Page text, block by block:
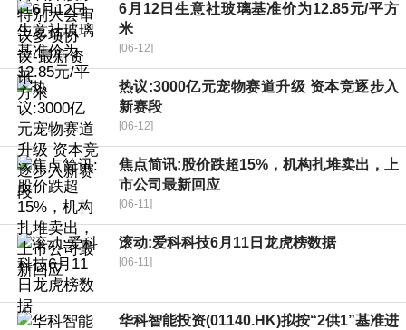
6月12日生意社玻璃基准价为12.85元/平方
米
[06-12]
热议:3000亿元宠物赛道升级 资本竞逐步入
新赛段
[06-12]
焦点简讯:股价跌超15%，机构扎堆卖出，上
市公司最新回应
[06-11]
滚动:爱科科技6月11日龙虎榜数据
[06-11]
华科智能投资(01140.HK)拟按“2供1”基准进